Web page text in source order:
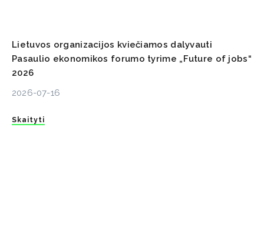
Lietuvos organizacijos kviečiamos dalyvauti
Pasaulio ekonomikos forumo tyrime „Future of jobs“
2026
2026-07-16
Skaityti